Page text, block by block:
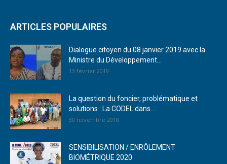
ARTICLES POPULAIRES
Dialogue citoyen du 08 janvier 2019 avec la
Ministre du Développement...
13 février 2019
La question du foncier, problématique et
solutions : La CODEL dans...
30 novembre 2018
SENSIBILISATION / ENRÔLEMENT
BIOMÉTRIQUE 2020